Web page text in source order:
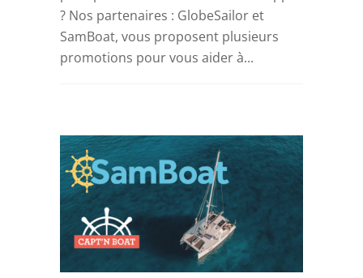
? Nos partenaires : GlobeSailor et
SamBoat, vous proposent plusieurs
promotions pour vous aider à...